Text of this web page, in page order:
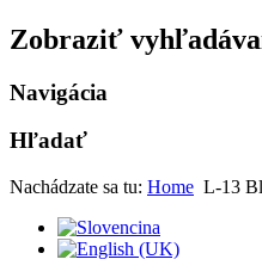
Zobraziť
Navigácia
Hľadať
Nachádzate sa tu: Home L-13